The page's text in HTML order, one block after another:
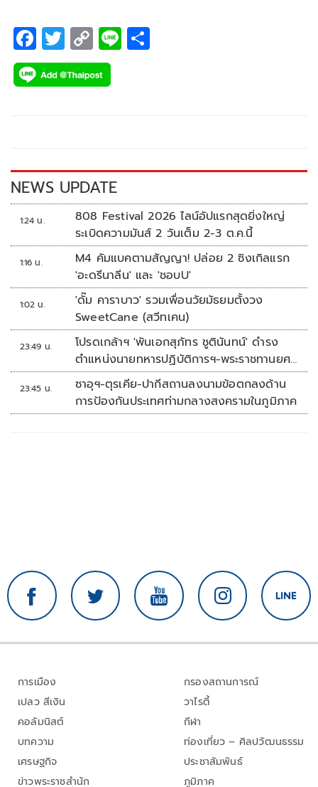
F
ac
e
k
T
wi
tt
C
o
p
k
Li
NEWS UPDATE
1:24 น.
808 Festival 2026 ไลน์อัปแรกสุดยิ่งใหญ่
ระเบิดความมันส์ 2 วันเต็ม 2-3 ต.ค.นี้
1:16 น.
M4 คัมแบคตามสัญญา! ปล่อย 2 ซิงเกิลแรก
'อะดรีนาลีน' และ 'ชอบU'
1:02 น.
'ดั๊ม คาราบาว' รวมเพื่อนวัยมัธยมตั้งวง
SweetCane (สวีทเคน)
23:49 น.
โปรดเกล้าฯ 'พันเอกสุภัทร ชูตินันทน์' ดำรง
ตำแหน่งนายทหารปฏิบัติการฯ-พระราชทานยศ
'พลตรี'
23:45 น.
ซาอุฯ-ตุรเคีย-ปากีสถานลงนามข้อตกลงด้าน
การป้องกันประเทศท่ามกลางสงครามในภูมิภาค
การเมือง
เปลว สีเงิน
คอลัมนิสต์
บทความ
เศรษฐกิจ
ข่าวพระราชสำนัก
กรองสถานการณ์
วาไรตี้
กีฬา
ท่องเที่ยว – ศิลปวัฒนธรรม
ประชาสัมพันธ์
ภูมิภาค